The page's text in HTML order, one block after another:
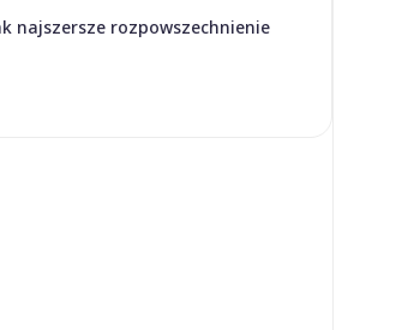
najszersze rozpowszechnienie